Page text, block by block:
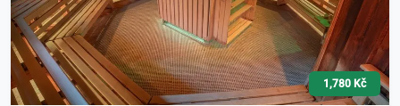
1,780 Kč